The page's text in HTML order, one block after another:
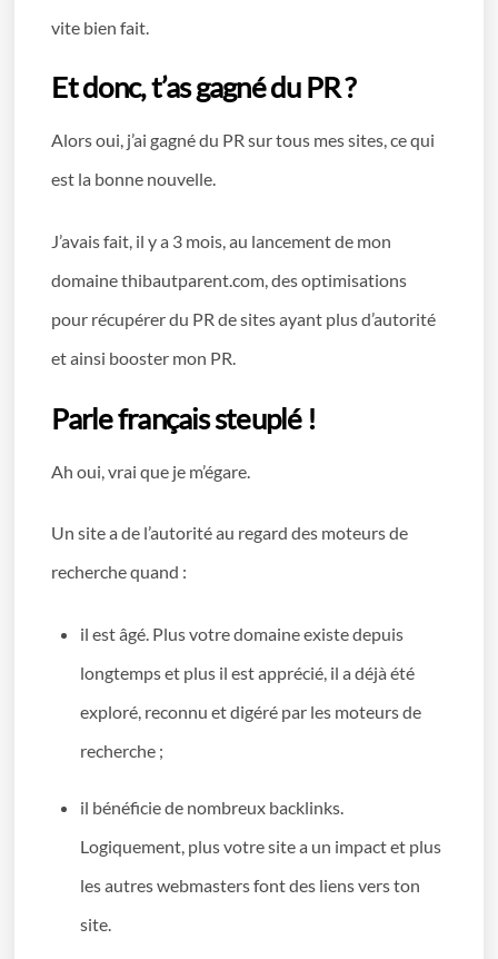
vite bien fait.
Et donc, t’as gagné du PR ?
Alors oui, j’ai gagné du PR sur tous mes sites, ce qui
est la bonne nouvelle.
J’avais fait, il y a 3 mois, au lancement de mon
domaine thibautparent.com, des optimisations
pour récupérer du PR de sites ayant plus d’autorité
et ainsi booster mon PR.
Parle français steuplé !
Ah oui, vrai que je m’égare.
Un site a de l’autorité au regard des moteurs de
recherche quand :
il est âgé. Plus votre domaine existe depuis
longtemps et plus il est apprécié, il a déjà été
exploré, reconnu et digéré par les moteurs de
recherche ;
il bénéficie de nombreux backlinks.
Logiquement, plus votre site a un impact et plus
les autres webmasters font des liens vers ton
site.